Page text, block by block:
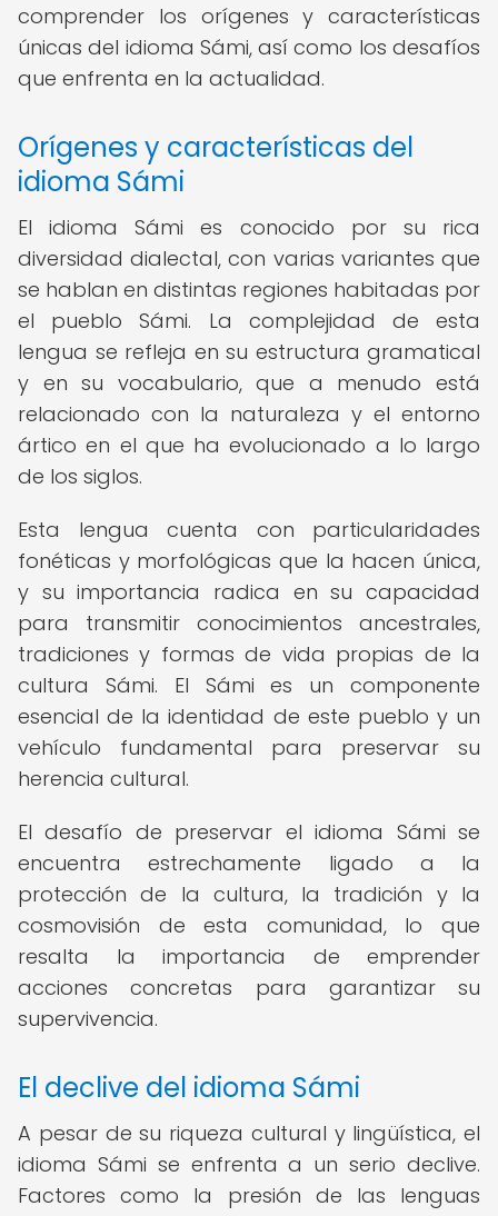
comprender los orígenes y características
únicas del idioma Sámi, así como los desafíos
que enfrenta en la actualidad.
Orígenes y características del
idioma Sámi
El idioma Sámi es conocido por su rica
diversidad dialectal, con varias variantes que
se hablan en distintas regiones habitadas por
el pueblo Sámi. La complejidad de esta
lengua se refleja en su estructura gramatical
y en su vocabulario, que a menudo está
relacionado con la naturaleza y el entorno
ártico en el que ha evolucionado a lo largo
de los siglos.
Esta lengua cuenta con particularidades
fonéticas y morfológicas que la hacen única,
y su importancia radica en su capacidad
para transmitir conocimientos ancestrales,
tradiciones y formas de vida propias de la
cultura Sámi. El Sámi es un componente
esencial de la identidad de este pueblo y un
vehículo fundamental para preservar su
herencia cultural.
El desafío de preservar el idioma Sámi se
encuentra estrechamente ligado a la
protección de la cultura, la tradición y la
cosmovisión de esta comunidad, lo que
resalta la importancia de emprender
acciones concretas para garantizar su
supervivencia.
El declive del idioma Sámi
A pesar de su riqueza cultural y lingüística, el
idioma Sámi se enfrenta a un serio declive.
Factores como la presión de las lenguas